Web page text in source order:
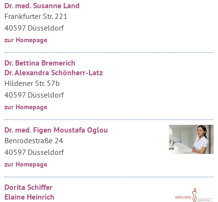
Dr. med. Susanne Land
Frankfurter Str. 221
40597 Düsseldorf
zur Homepage
Dr. Bettina Bremerich
Dr. Alexandra Schönherr-Latz
Hildener Str. 57b
40597 Düsseldorf
zur Homepage
Dr. med. Figen Moustafa Oglou
Benrodestraße 24
40597 Düsseldorf
zur Homepage
Dorita Schiffer
Elaine Heinrich